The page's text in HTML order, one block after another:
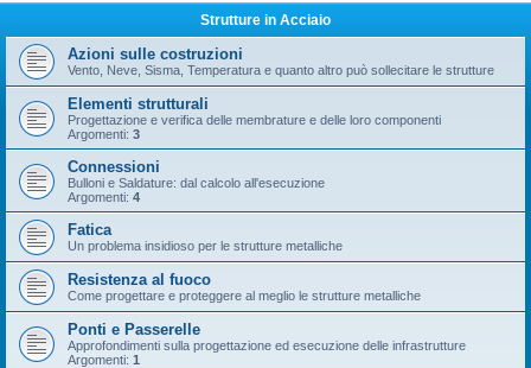
Strutture in Acciaio
Azioni sulle costruzioni
Vento, Neve, Sisma, Temperatura e quanto altro può sollecitare le strutture
Elementi strutturali
Progettazione e verifica delle membrature e delle loro componenti
Argomenti: 3
Connessioni
Bulloni e Saldature: dal calcolo all'esecuzione
Argomenti: 4
Fatica
Un problema insidioso per le strutture metalliche
Resistenza al fuoco
Come progettare e proteggere al meglio le strutture metalliche
Ponti e Passerelle
Approfondimenti sulla progettazione ed esecuzione delle infrastrutture
Argomenti: 1